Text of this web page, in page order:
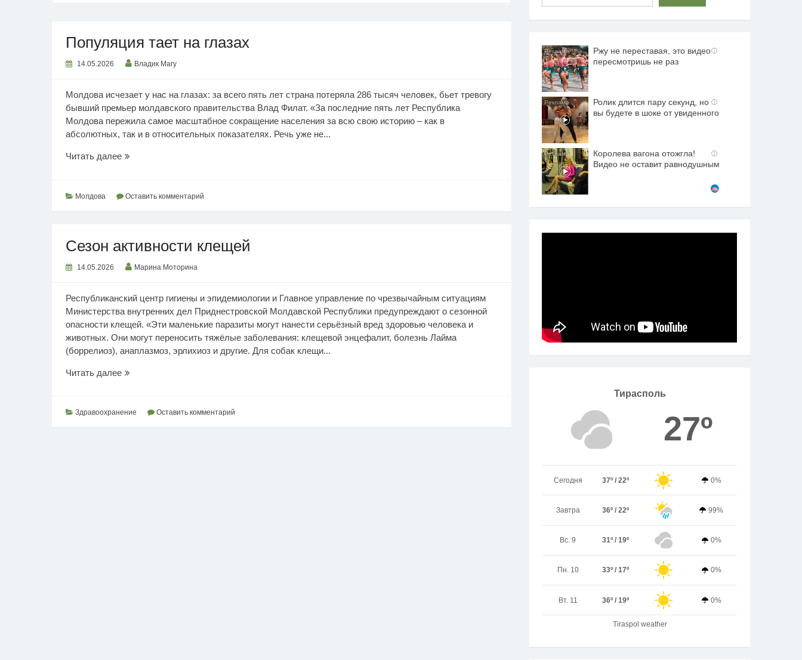
Популяция тает на глазах
14.05.2026 Владик Магу
Молдова исчезает у нас на глазах: за всего пять лет страна потеряла 286 тысяч человек, бьет тревогу
бывший премьер молдавского правительства Влад Филат. «За последние пять лет Республика
Молдова пережила самое масштабное сокращение населения за всю свою историю – как в
абсолютных, так и в относительных показателях. Речь уже не...
Читать далееПопуляция
глазах
Молдова Оставить комментарий
Сезон активности клещей
14.05.2026 Марина Моторина
Республиканский центр гигиены и эпидемиологии и Главное управление по чрезвычайным ситуациям
Министерства внутренних дел Приднестровской Молдавской Республики предупреждают о сезонной
опасности клещей. «Эти маленькие паразиты могут нанести серьёзный вред здоровью человека и
животных. Они могут переносить тяжёлые заболевания: клещевой энцефалит, болезнь Лайма
(боррелиоз), анаплазмоз, эрлихиоз и другие. Для собак клещи...
Читать далееСезон
Здравоохранение Оставить комментарий
i
Ржу не переставая, это видео
пересмотришь не раз
i
Ролик длится пару секунд, но
вы будете в шоке от увиденного
i
Королева вагона отожгла!
Видео не оставит равнодушным
Тирасполь
27º
Сегодня 37º / 22º 0%
Завтра 36º / 22º 99%
Вс. 9 31º / 19º 0%
Пн. 10 33º / 17º 0%
Вт. 11 36º / 19º 0%
Tiraspol weather